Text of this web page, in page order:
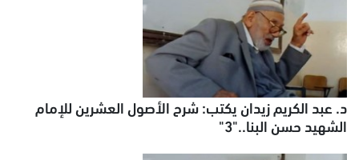
د. عبد الكريم زيدان يكتب: شرح الأصول العشرين للإمام
الشهيد حسن البنا.."3"